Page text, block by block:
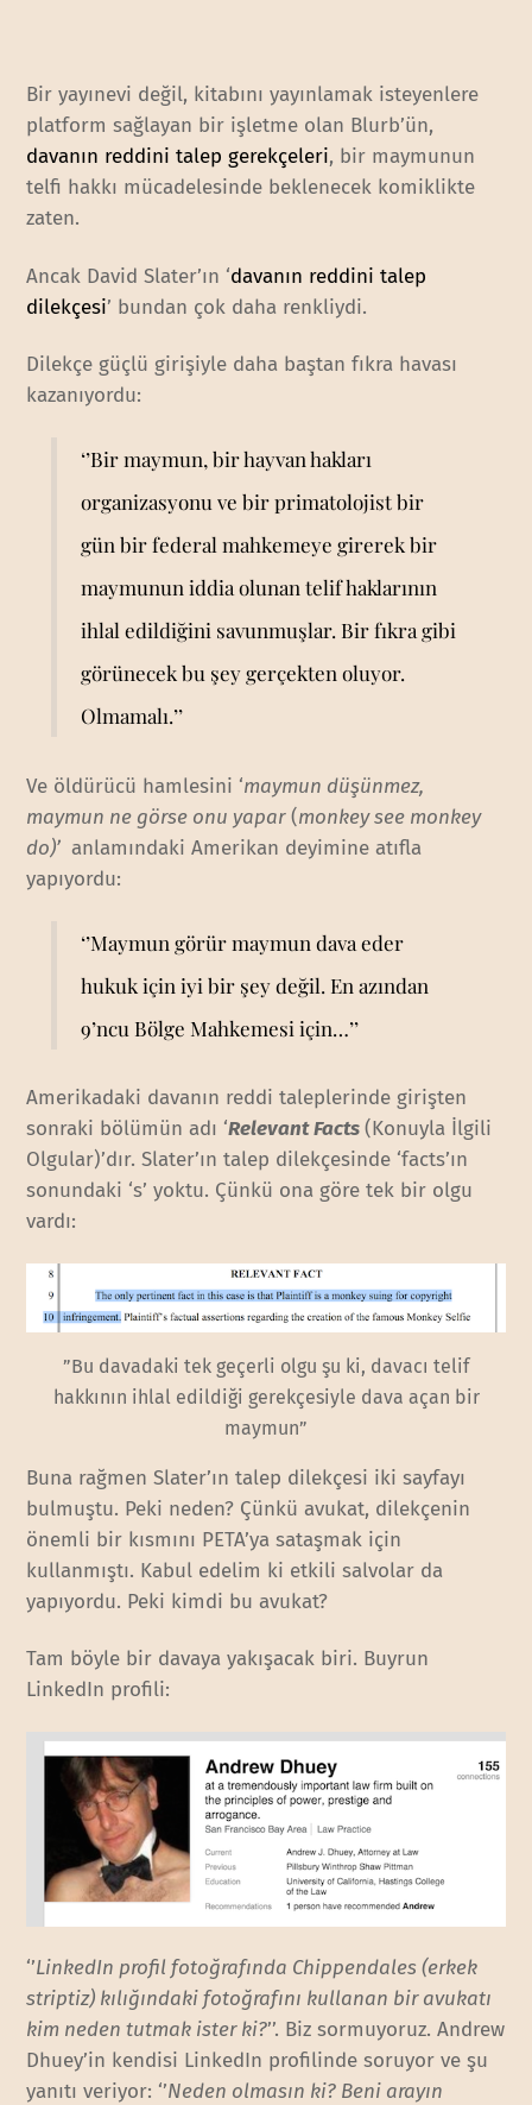
Bir yayınevi değil, kitabını yayınlamak isteyenlere
platform sağlayan bir işletme olan Blurb’ün,
davanın reddini talep gerekçeleri, bir maymunun
telfi hakkı mücadelesinde beklenecek komiklikte
zaten.
Ancak David Slater’ın ‘davanın reddini talep
dilekçesi’ bundan çok daha renkliydi.
Dilekçe güçlü girişiyle daha baştan fıkra havası
kazanıyordu:
‘’Bir maymun, bir hayvan hakları
organizasyonu ve bir primatolojist bir
gün bir federal mahkemeye girerek bir
maymunun iddia olunan telif haklarının
ihlal edildiğini savunmuşlar. Bir fıkra gibi
görünecek bu şey gerçekten oluyor.
Olmamalı.’’
Ve öldürücü hamlesini ‘maymun düşünmez,
maymun ne görse onu yapar(monkey see monkey
do)’ anlamındaki Amerikan deyimine atıfla
yapıyordu:
‘’Maymun görür maymun dava eder
hukuk için iyi bir şey değil. En azından
9’ncu Bölge Mahkemesi için…’’
Amerikadaki davanın reddi taleplerinde girişten
sonraki bölümün adı ‘Relevant Facts (Konuyla İlgili
Olgular)’dır. Slater’ın talep dilekçesinde ‘facts’ın
sonundaki ‘s’ yoktu. Çünkü ona göre tek bir olgu
vardı:
”Bu davadaki tek geçerli olgu şu ki, davacı telif
hakkının ihlal edildiği gerekçesiyle dava açan bir
maymun”
Buna rağmen Slater’ın talep dilekçesi iki sayfayı
bulmuştu. Peki neden? Çünkü avukat, dilekçenin
önemli bir kısmını PETA’ya sataşmak için
kullanmıştı. Kabul edelim ki etkili salvolar da
yapıyordu. Peki kimdi bu avukat?
Tam böyle bir davaya yakışacak biri. Buyrun
LinkedIn profili:
‘’LinkedIn profil fotoğrafında Chippendales (erkek
striptiz) kılığındaki fotoğrafını kullanan bir avukatı
kim neden tutmak ister ki?’’. Biz sormuyoruz. Andrew
Dhuey’in kendisi LinkedIn profilinde soruyor ve şu
yanıtı veriyor: ‘’Neden olmasın ki? Beni arayın